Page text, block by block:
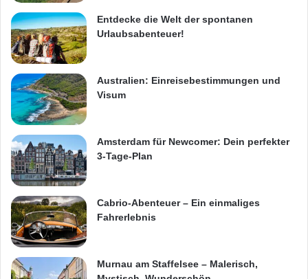
Entdecke die Welt der spontanen
Urlaubsabenteuer!
Australien: Einreisebestimmungen und
Visum
Amsterdam für Newcomer: Dein perfekter
3-Tage-Plan
Cabrio-Abenteuer – Ein einmaliges
Fahrerlebnis
Murnau am Staffelsee – Malerisch,